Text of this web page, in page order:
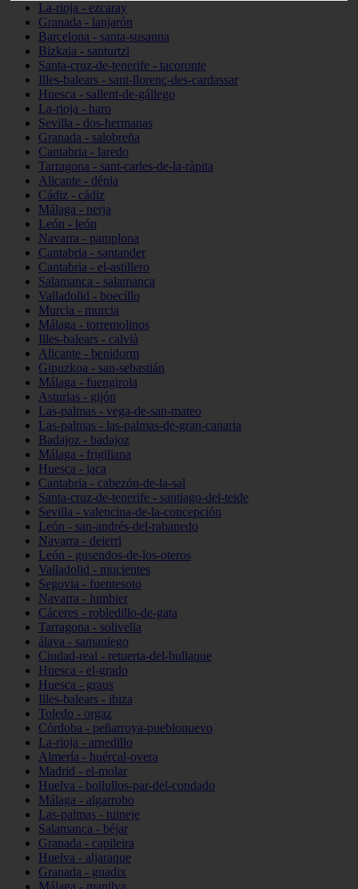
La-rioja - ezcaray
Granada - lanjarón
Barcelona - santa-susanna
Bizkaia - santurtzi
Santa-cruz-de-tenerife - tacoronte
Illes-balears - sant-llorenç-des-cardassar
Huesca - sallent-de-gállego
La-rioja - haro
Sevilla - dos-hermanas
Granada - salobreña
Cantabria - laredo
Tarragona - sant-carles-de-la-ràpita
Alicante - dénia
Cádiz - cádiz
Málaga - nerja
León - león
Navarra - pamplona
Cantabria - santander
Cantabria - el-astillero
Salamanca - salamanca
Valladolid - boecillo
Murcia - murcia
Málaga - torremolinos
Illes-balears - calvià
Alicante - benidorm
Gipuzkoa - san-sebastián
Málaga - fuengirola
Asturias - gijón
Las-palmas - vega-de-san-mateo
Las-palmas - las-palmas-de-gran-canaria
Badajoz - badajoz
Málaga - frigiliana
Huesca - jaca
Cantabria - cabezón-de-la-sal
Santa-cruz-de-tenerife - santiago-del-teide
Sevilla - valencina-de-la-concepción
León - san-andrés-del-rabanedo
Navarra - deierri
León - gusendos-de-los-oteros
Valladolid - mucientes
Segovia - fuentesoto
Navarra - lumbier
Cáceres - robledillo-de-gata
Tarragona - solivella
álava - samaniego
Ciudad-real - retuerta-del-bullaque
Huesca - el-grado
Huesca - graus
Illes-balears - ibiza
Toledo - orgaz
Córdoba - peñarroya-pueblonuevo
La-rioja - arnedillo
Almería - huércal-overa
Madrid - el-molar
Huelva - bollullos-par-del-condado
Málaga - algarrobo
Las-palmas - tuineje
Salamanca - béjar
Granada - capileira
Huelva - aljaraque
Granada - guadix
Málaga - manilva